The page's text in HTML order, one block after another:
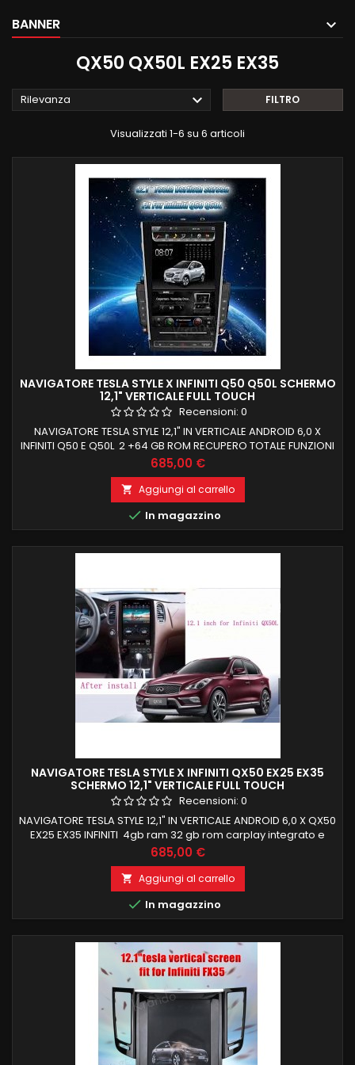
BANNER
QX50 QX50L EX25 EX35
Rilevanza  FILTRO
Visualizzati 1-6 su 6 articoli
NAVIGATORE TESLA STYLE X INFINITI Q50 Q50L SCHERMO
12,1" VERTICALE FULL TOUCH
Recensioni: 0
NAVIGATORE TESLA STYLE 12,1" IN VERTICALE ANDROID 6,0 X
INFINITI Q50 E Q50L 2 +64 GB ROM RECUPERO TOTALE FUNZIONI
DI BORDO E COMANDI AL VOLANTE
Prezzo
685,00 €
 Aggiungi al carrello
 In magazzino
NAVIGATORE TESLA STYLE X INFINITI QX50 EX25 EX35
SCHERMO 12,1" VERTICALE FULL TOUCH
Recensioni: 0
NAVIGATORE TESLA STYLE 12,1" IN VERTICALE ANDROID 6,0 X QX50
EX25 EX35 INFINITI 4gb ram 32 gb rom carplay integrato e
dsp ingresso hdmi RECUPERO TOTALE FUNZIONI DI BORDO E
COMANDI AL VOLANTE
Prezzo
685,00 €
 Aggiungi al carrello
 In magazzino